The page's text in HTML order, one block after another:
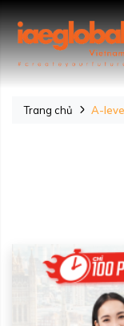
Trang chủ A-